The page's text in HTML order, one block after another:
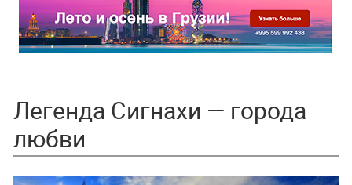
Легенда Сигнахи — города
любви